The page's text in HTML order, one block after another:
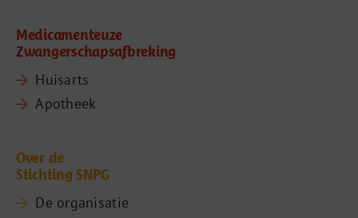
Medicamenteuze
Zwangerschapsafbreking
Huisarts
Apotheek
Over de
Stichting SNPG
De organisatie